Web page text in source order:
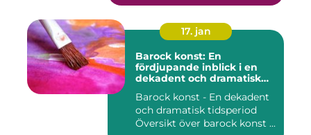
17. jan
Barock konst: En
fördjupande inblick i en
dekadent och dramatisk
Barock konst - En dekadent
och dramatisk tidsperiod
Översikt över barock konst ...